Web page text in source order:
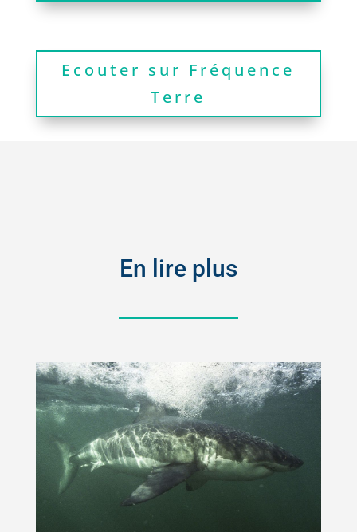
Ecouter sur Fréquence
Terre
En lire plus